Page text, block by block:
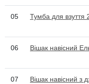
05 Тумба для
06 Вішак навісний
07
Вішак навісний з